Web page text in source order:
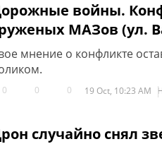
войны.
МАЗов (ул.
мнение о конфликте
0 0 0 19 Oct, 10:23 AM
случайно снял